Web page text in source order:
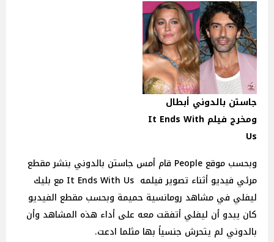
جاستن بالدوني أبطال
ومخرج فيلم It Ends With
Us
وبحسب موقع People قام أمس جاستن بالدوني بنشر مقطع
مرئي فيديو أثناء تصوير فيلمه It Ends With Us مع بليك
ليفلي في مشاهد رومانسية حميمة وبحسب مقطع الفيديو
كان يبدو أن ليفلي أتفقت معه على أداء هذه المشاهد وأن
بالدوني لم يتحرش جنسياً بها مثلما ادعت.